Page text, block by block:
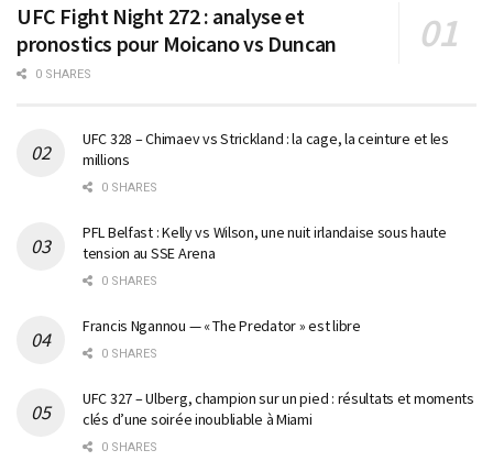
UFC Fight Night 272 : analyse et
pronostics pour Moicano vs Duncan
0 SHARES
UFC 328 – Chimaev vs Strickland : la cage, la ceinture et les
millions
0 SHARES
PFL Belfast : Kelly vs Wilson, une nuit irlandaise sous haute
tension au SSE Arena
0 SHARES
Francis Ngannou — « The Predator » est libre
0 SHARES
UFC 327 – Ulberg, champion sur un pied : résultats et moments
clés d’une soirée inoubliable à Miami
0 SHARES